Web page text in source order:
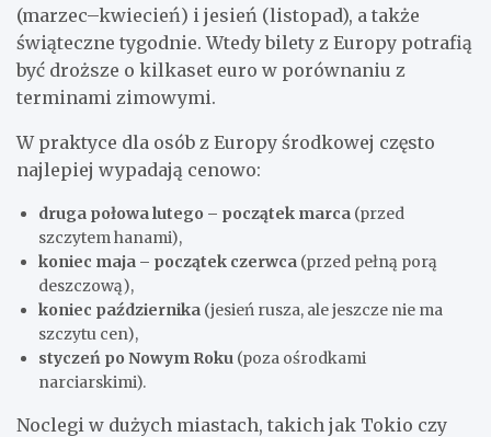
(marzec–kwiecień) i jesień (listopad), a także
świąteczne tygodnie. Wtedy bilety z Europy potrafią
być droższe o kilkaset euro w porównaniu z
terminami zimowymi.
W praktyce dla osób z Europy środkowej często
najlepiej wypadają cenowo:
druga połowa lutego – początek marca (przed
szczytem hanami),
koniec maja – początek czerwca (przed pełną porą
deszczową),
koniec października (jesień rusza, ale jeszcze nie ma
szczytu cen),
styczeń po Nowym Roku (poza ośrodkami
narciarskimi).
Noclegi w dużych miastach, takich jak Tokio czy